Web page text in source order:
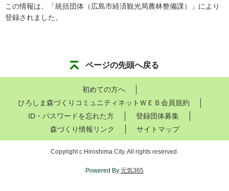
この情報は、「統括団体（広島市経済観光局農林整備課）」により
登録されました。
ページの先頭へ戻る
初めての方へ
ひろしま森づくりコミュニティネットＷＥＢ会員規約
ID・パスワードを忘れた方
登録団体募集
森づくり情報リンク
サイトマップ
Copyright c Hiroshima City. All rights reserved.
Powered By 元気365